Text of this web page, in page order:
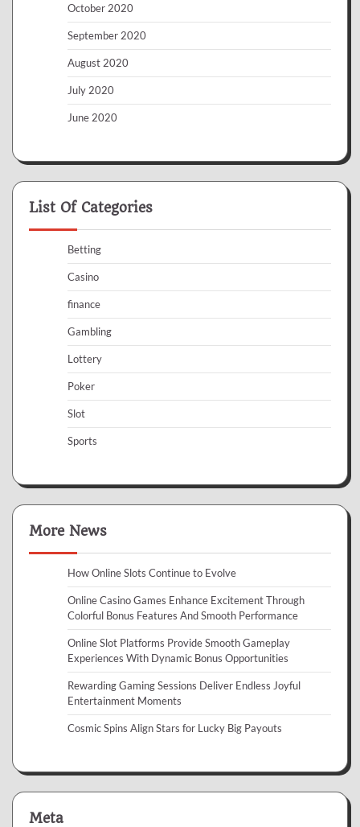
October 2020
September 2020
August 2020
July 2020
June 2020
List Of Categories
Betting
Casino
finance
Gambling
Lottery
Poker
Slot
Sports
More News
How Online Slots Continue to Evolve
Online Casino Games Enhance Excitement Through
Colorful Bonus Features And Smooth Performance
Online Slot Platforms Provide Smooth Gameplay
Experiences With Dynamic Bonus Opportunities
Rewarding Gaming Sessions Deliver Endless Joyful
Entertainment Moments
Cosmic Spins Align Stars for Lucky Big Payouts
Meta